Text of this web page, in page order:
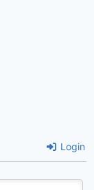
Login